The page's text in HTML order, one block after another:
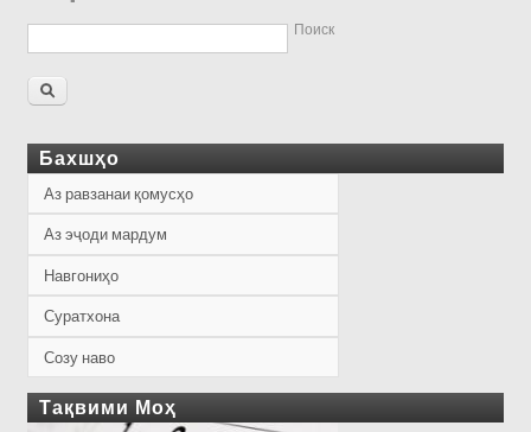
Поиск
Бахшҳо
Аз равзанаи қомусҳо
Аз эҷоди мардум
Навгониҳо
Суратхона
Созу наво
Тақвими Моҳ